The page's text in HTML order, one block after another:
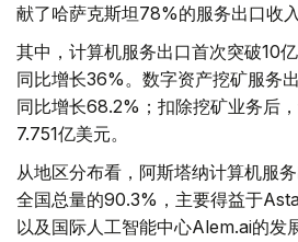
献了哈萨克斯坦78%的服务出口收入
其中，计算机服务出口首次突破10
同比增长36%。数字资产挖矿服务
同比增长68.2%；扣除挖矿业务后
7.751亿美元。
从地区分布看，阿斯塔纳计算机服
全国总量的90.3%，主要得益于
以及国际人工智能中心Alem.ai的发